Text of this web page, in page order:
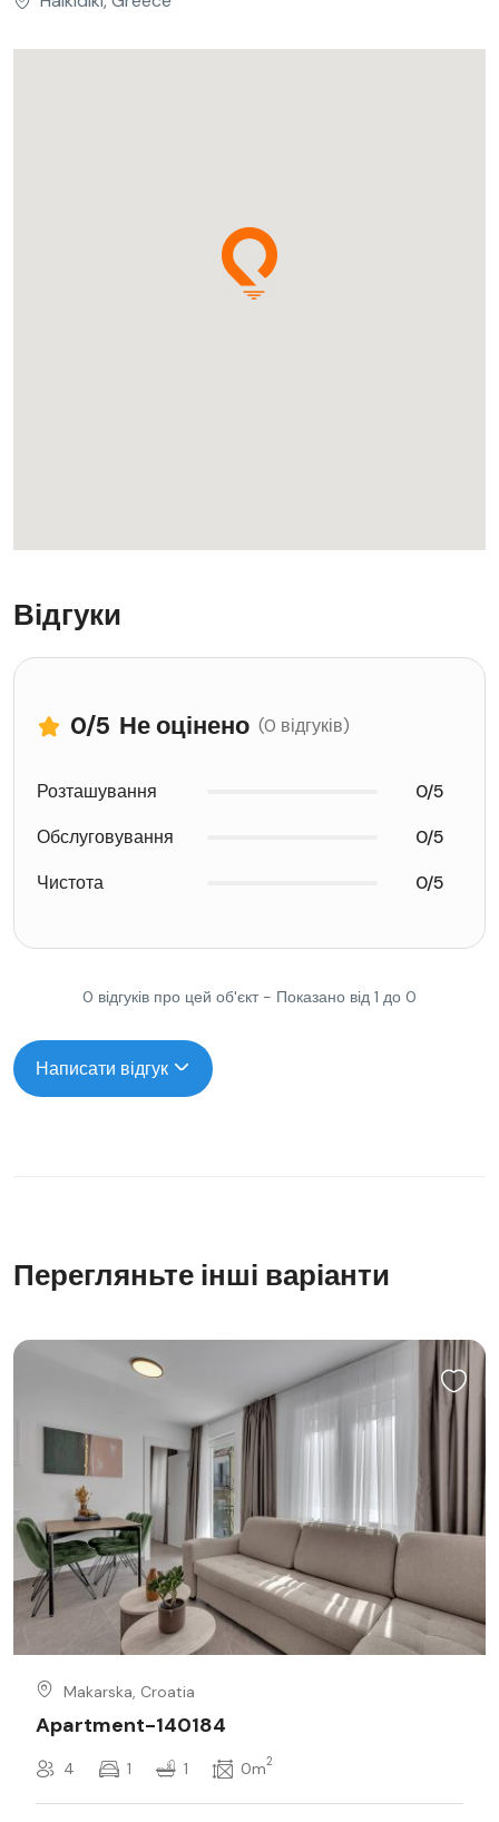
Відгуки
0/5 Не оцінено (0 відгуків)
Розташування
0/5
Обслуговування
0/5
Чистота
0/5
0 відгуків про цей об'єкт - Показано від 1 до 0
Написати відгук
Перегляньте інші варіанти
Makarska, Croatia
Apartment-140184
4 1 1 0m2